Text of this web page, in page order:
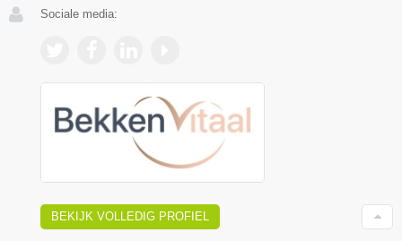
Sociale media:
BEKIJK VOLLEDIG PROFIEL